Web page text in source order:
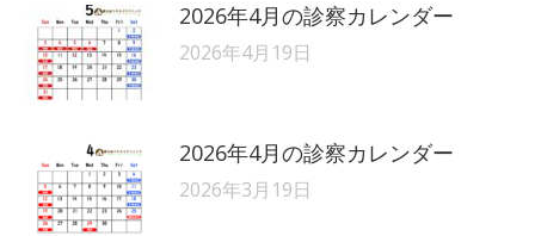
2026年4月の診察カレンダー
2026年4月19日
2026年4月の診察カレンダー
2026年3月19日